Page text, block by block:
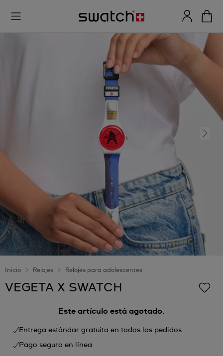
Inicio Relojes Relojes para adolescentes
VEGETA X SWATCH
Este artículo está agotado.
Entrega estándar gratuita en todos los pedidos
Pago seguro en línea